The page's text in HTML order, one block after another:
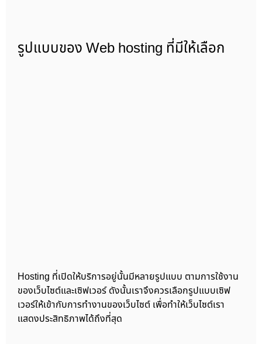
รูปแบบของ Web hosting ที่มีให้เลือก
Hosting ที่เปิดให้บริการอยู่นั้นมีหลายรูปแบบ ตามการใช้งาน
ของเว็บไซต์และเซิฟเวอร์ ดังนั้นเราจึงควรเลือกรูปแบบเซิฟ
เวอร์ให้เข้ากับการทำงานของเว็บไซต์ เพื่อทำให้เว็บไซต์เรา
แสดงประสิทธิภาพได้ถึงที่สุด